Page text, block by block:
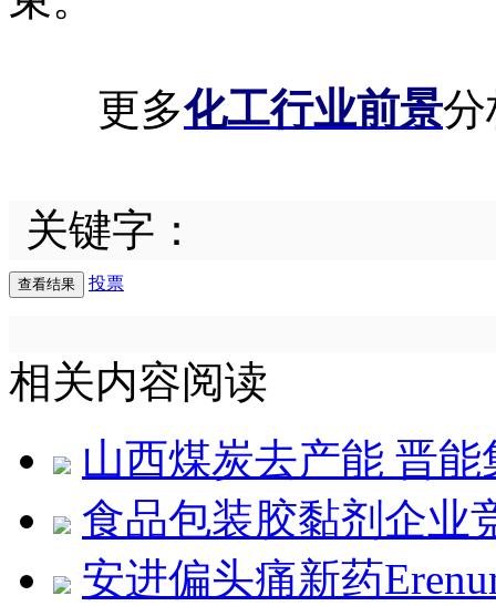
更多化工行业前景分
关键字：
投票
相关内容阅读
山西煤炭去产能 晋
食品包装胶黏剂企业
安进偏头痛新药